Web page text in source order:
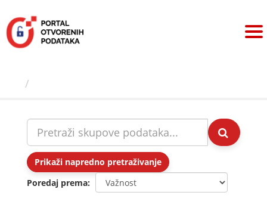
sadržaj
Prikaži napredno pretraživanje
Poredaj prema